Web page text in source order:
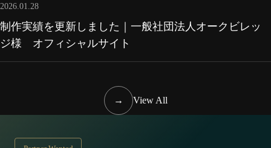
2026.01.28
制作実績を更新しました｜一般社団法人オークビレッ
ジ様 オフィシャルサイト
→ View All